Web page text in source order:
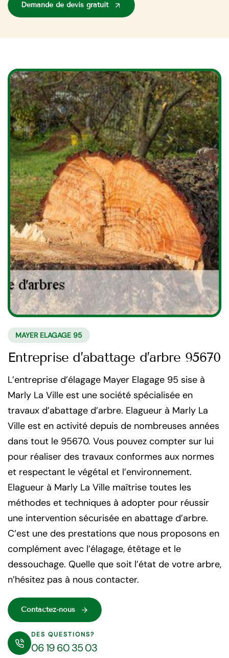
Demande de devis gratuit
MAYER ELAGAGE 95
Entreprise d’abattage d’arbre 95670
L’entreprise d’élagage Mayer Elagage 95 sise à
Marly La Ville est une société spécialisée en
travaux d’abattage d’arbre. Elagueur à Marly La
Ville est en activité depuis de nombreuses années
dans tout le 95670. Vous pouvez compter sur lui
pour réaliser des travaux conformes aux normes
et respectant le végétal et l’environnement.
Elagueur à Marly La Ville maîtrise toutes les
méthodes et techniques à adopter pour réussir
une intervention sécurisée en abattage d’arbre.
C’est une des prestations que nous proposons en
complément avec l’élagage, étêtage et le
dessouchage. Quelle que soit l’état de votre arbre,
n’hésitez pas à nous contacter.
Contactez-nous
DES QUESTIONS?
06 19 60 35 03